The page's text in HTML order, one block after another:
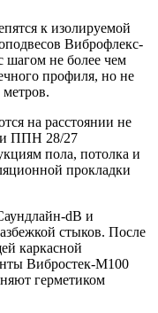
к изолируемой
Виброфлекс-
шагом не более чем
профиля, но не
на расстоянии не
ППН 28/27
пола, потолка и
прокладки
dB и
стыков. После
каркасной
Вибростек-М100
герметиком